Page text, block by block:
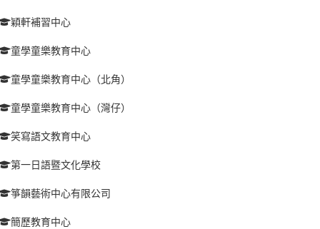
穎軒補習中心
童學童樂教育中心
童學童樂教育中心（北角）
童學童樂教育中心（灣仔）
笑寫語文教育中心
第一日語暨文化學校
箏韻藝術中心有限公司
簡歷教育中心